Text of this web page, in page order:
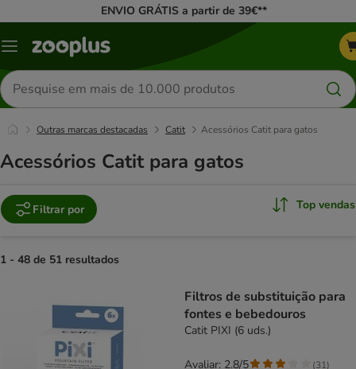
ENVIO GRÁTIS a partir de 39€**
Menu
Pesquisar
produtos
Outras marcas destacadas Catit Acessórios Catit para gatos
Acessórios Catit para gatos
Filtrar por Top vendas
1 - 48 de 51 resultados
Filtros de substituição para
fontes e bebedouros
Catit PIXI (6 uds.)
Avaliar: 2.8/5 (31)